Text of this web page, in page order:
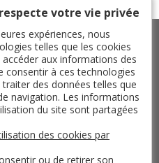
votre vie privée
expériences, nous
telles que les cookies
aux informations des
consentir à ces technologies
des données telles que
navigation. Les informations
du site sont partagées
des cookies par
ou de retirer son